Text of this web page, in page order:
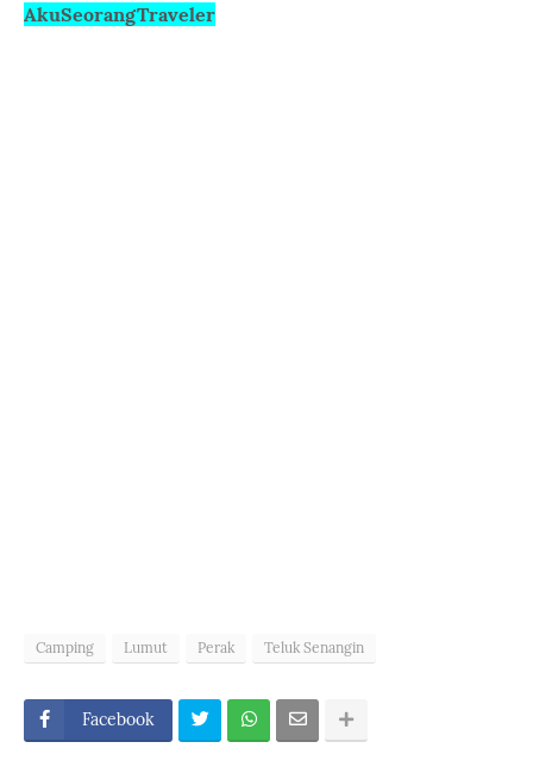
AkuSeorangTraveler
Camping Lumut Perak Teluk Senangin
Facebook